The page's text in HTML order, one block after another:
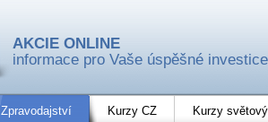
AKCIE ONLINE
informace pro Vaše úspěšné investice
Zpravodajství Kurzy CZ Kurzy